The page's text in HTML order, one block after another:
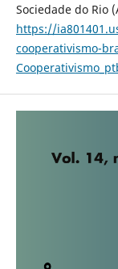
Sociedade do Rio
https://
cooperativismo-